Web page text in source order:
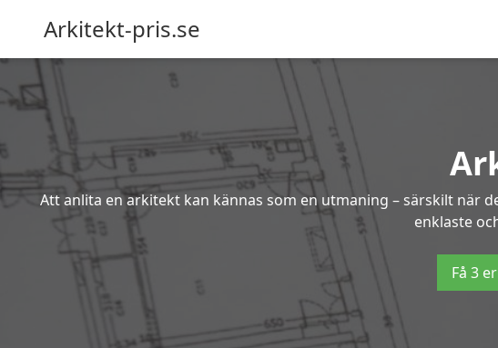
Arkitekt-pris.se
Att anlita en arkitekt kan kännas som en utmaning – särskilt när
enklaste
Få 3